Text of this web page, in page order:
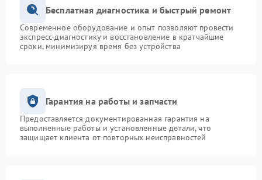
Бесплатная диагностика и быстрый ремонт
Современное оборудование и опыт позволяют провести
экспресс-диагностику и восстановление в кратчайшие
сроки, минимизируя время без устройства
Гарантия на работы и запчасти
Предоставляется документированная гарантия на
выполненные работы и установленные детали, что
защищает клиента от повторных неисправностей